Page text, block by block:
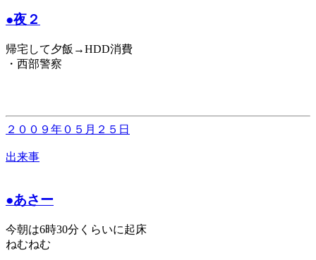
●夜２
帰宅して夕飯→HDD消費
・西部警察
２００９年０５月２５日
出来事
●あさー
今朝は6時30分くらいに起床
ねむねむ